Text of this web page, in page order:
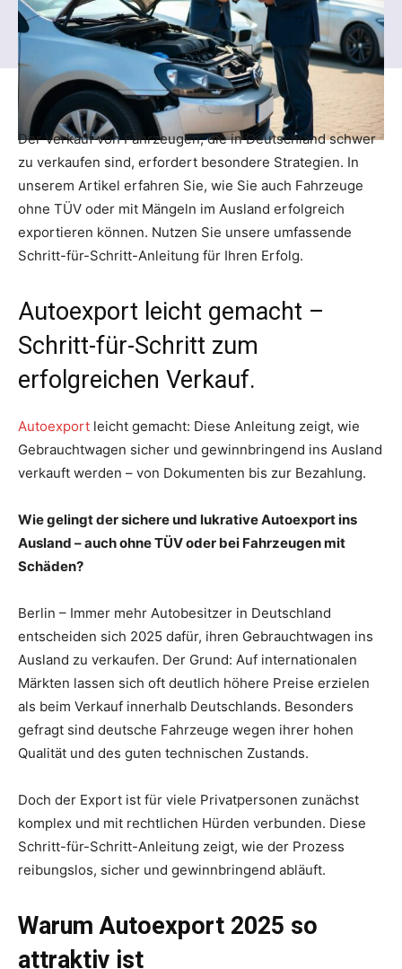
Der Verkauf von Fahrzeugen, die in Deutschland schwer
zu verkaufen sind, erfordert besondere Strategien. In
unserem Artikel erfahren Sie, wie Sie auch Fahrzeuge
ohne TÜV oder mit Mängeln im Ausland erfolgreich
exportieren können. Nutzen Sie unsere umfassende
Schritt-für-Schritt-Anleitung für Ihren Erfolg.
Autoexport leicht gemacht –
Schritt-für-Schritt zum
erfolgreichen Verkauf.
Autoexport leicht gemacht: Diese Anleitung zeigt, wie
Gebrauchtwagen sicher und gewinnbringend ins Ausland
verkauft werden – von Dokumenten bis zur Bezahlung.
Wie gelingt der sichere und lukrative Autoexport ins
Ausland – auch ohne TÜV oder bei Fahrzeugen mit
Schäden?
Berlin – Immer mehr Autobesitzer in Deutschland
entscheiden sich 2025 dafür, ihren Gebrauchtwagen ins
Ausland zu verkaufen. Der Grund: Auf internationalen
Märkten lassen sich oft deutlich höhere Preise erzielen
als beim Verkauf innerhalb Deutschlands. Besonders
gefragt sind deutsche Fahrzeuge wegen ihrer hohen
Qualität und des guten technischen Zustands.
Doch der Export ist für viele Privatpersonen zunächst
komplex und mit rechtlichen Hürden verbunden. Diese
Schritt-für-Schritt-Anleitung zeigt, wie der Prozess
reibungslos, sicher und gewinnbringend abläuft.
Warum Autoexport 2025 so
attraktiv ist